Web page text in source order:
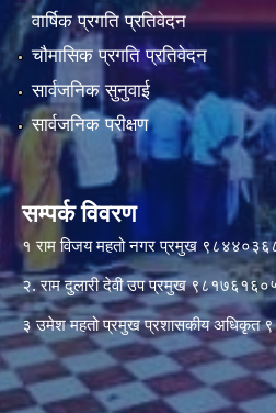
वार्षिक प्रगति प्रतिवेदन
चौमासिक प्रगति प्रतिवेदन
सार्वजनिक सुनुवाई
सार्वजनिक परीक्षण
सम्पर्क विवरण
१ राम विजय महतो नगर प्रमुख
२. राम दुलारी देवी उप प्रमुख
३ उमेश महतो प्रमुख प्रशासकीय अधिकृत